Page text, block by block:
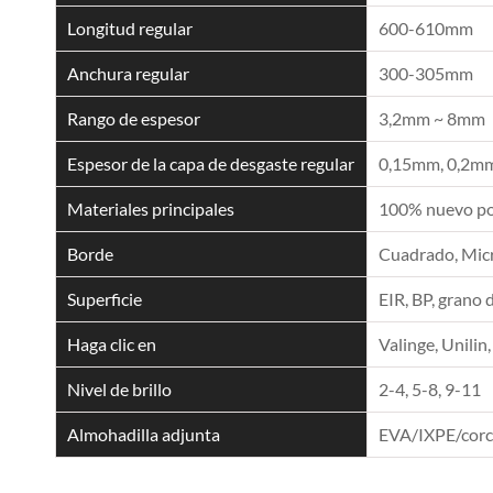
Longitud regular 600-610mm
Anchura regular 300-305mm
Rango de espesor 3,2mm ~ 8mm
Espesor de la capa de desgaste regular 0,15mm,
Materiales principales 100% nuevo
Borde Cuadrado,
Superficie EIR, BP, grano
Haga clic en Valinge,
Nivel de brillo 2-4, 5-8, 9-11
Almohadilla adjunta EVA/IXPE/